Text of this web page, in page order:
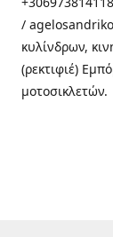
/
κυλίνδρων,
(ρεκτιφιέ)
μοτοσικλετών.